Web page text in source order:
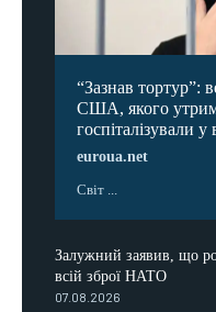
“Зазнав тортур”:
США, якого
госпіталізували
euroua.net
Світ ...
Залужний заявив, що
всій зброї НАТО
07.08.2026